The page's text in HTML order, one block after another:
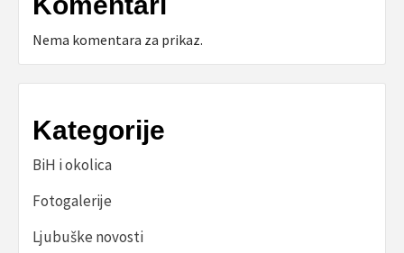
Nema komentara za prikaz.
Kategorije
BiH i okolica
Fotogalerije
Ljubuške novosti